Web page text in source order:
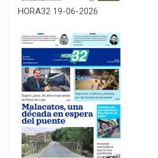
HORA32 19-06-2026